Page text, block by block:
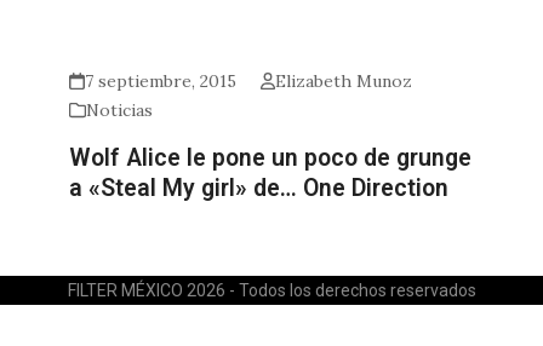
7 septiembre, 2015
Elizabeth Munoz
Noticias
Wolf Alice le pone un poco de grunge
a «Steal My girl» de… One Direction
FILTER MÉXICO 2026 - Todos los derechos reservados